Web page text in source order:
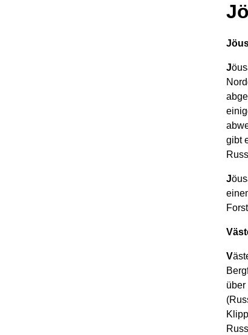
J
gibt
J
V
über